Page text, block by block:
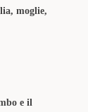
moglie,
e il